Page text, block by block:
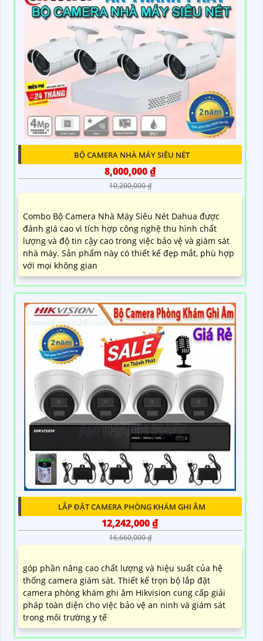
BỘ CAMERA NHÀ MÁY SIÊU NÉT
8,000,000 ₫
10,200,000 ₫
Combo Bộ Camera Nhà Máy Siêu Nét Dahua được
đánh giá cao vì tích hợp công nghệ thu hình chất
lượng và độ tin cậy cao trong việc bảo vệ và giám sát
nhà máy. Sản phẩm này có thiết kế đẹp mắt, phù hợp
với mọi không gian
LẮP ĐẶT CAMERA PHÒNG KHÁM GHI ÂM
12,242,000 ₫
16,660,000 ₫
góp phần nâng cao chất lượng và hiệu suất của hệ
thống camera giám sát. Thiết kế trọn bộ lắp đặt
camera phòng khám ghi âm Hikvision cung cấp giải
pháp toàn diện cho việc bảo vệ an ninh và giám sát
trong môi trường y tế